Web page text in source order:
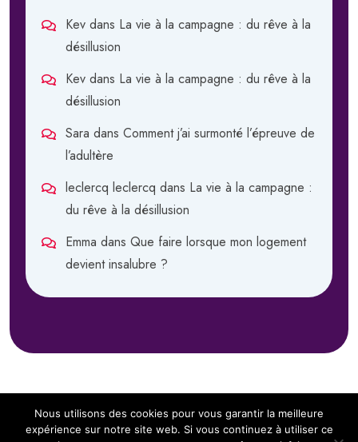
Kev dans La vie à la campagne : du rêve à la
désillusion
Kev dans La vie à la campagne : du rêve à la
désillusion
Sara dans Comment j’ai surmonté l’épreuve de
l’adultère
leclercq leclercq dans La vie à la campagne :
du rêve à la désillusion
Emma dans Que faire lorsque mon logement
devient insalubre ?
Nous utilisons des cookies pour vous garantir la meilleure
expérience sur notre site web. Si vous continuez à utiliser ce